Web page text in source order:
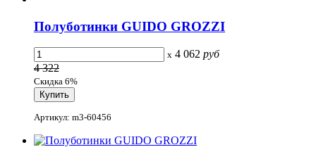
Полуботинки GUIDO GROZZI
x 4 062 руб
4 322
Скидка 6%
Артикул: m3-60456